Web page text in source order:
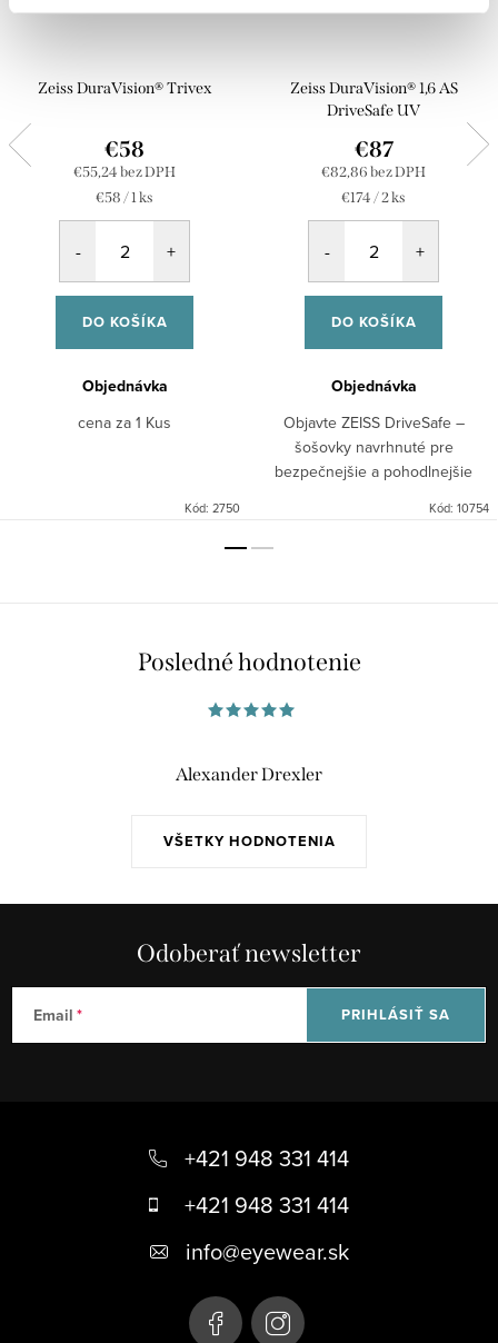
Zeiss DuraVision® Trivex
€55,24 bez DPH
€58
Jednotková
cena:
€58 / 1 ks
DO KOŠÍKA
Objednávka
cena za 1 Kus
Kód: 2750
Zeiss DuraVision® 1,6 AS
DriveSafe UV
€82,86 bez DPH
€87
Jednotková
cena:
€174 / 2 ks
DO KOŠÍKA
Objednávka
Objavte ZEISS DriveSafe –
šošovky navrhnuté pre
bezpečnejšie a pohodlnejšie
Kód: 10754
Posledné hodnotenie
VŠETKY HODNOTENIA
Alexander Drexler
Odoberať newsletter
Email PRIHLÁSIŤ SA
+421 948 331 414
+421 948 331 414
info@eyewear.sk